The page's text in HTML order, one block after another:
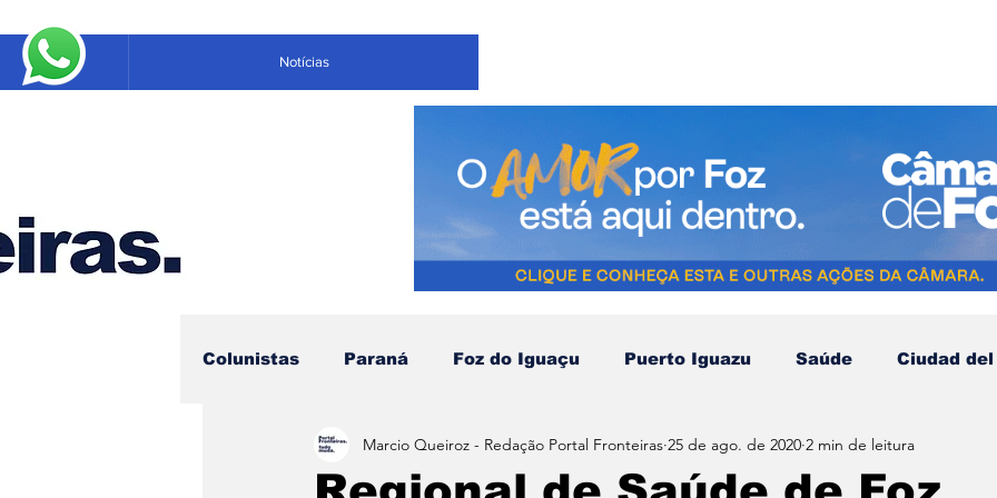
Notícias
Colunistas Paraná Foz do Iguaçu Puerto Iguazu Saúde Ciudad
Educação Negócios Compras no Paraguai Esporte Turismo
Marcio Queiroz - Redação Portal Fronteiras 25 de ago. de 2020 2 min de leitura